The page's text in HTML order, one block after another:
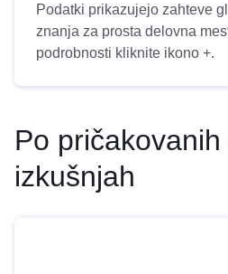
Podatki prikazujejo zahteve
znanja za prosta delovna
podrobnosti kliknite ikono +.
Po
izkušnjah